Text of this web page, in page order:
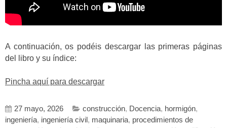
A continuación, os podéis descargar las primeras páginas
del libro y su índice:
Pincha aquí para descargar
27 mayo, 2026 construcción, Docencia, hormigón,
ingeniería, ingeniería civil , maquinaria, procedimientos de